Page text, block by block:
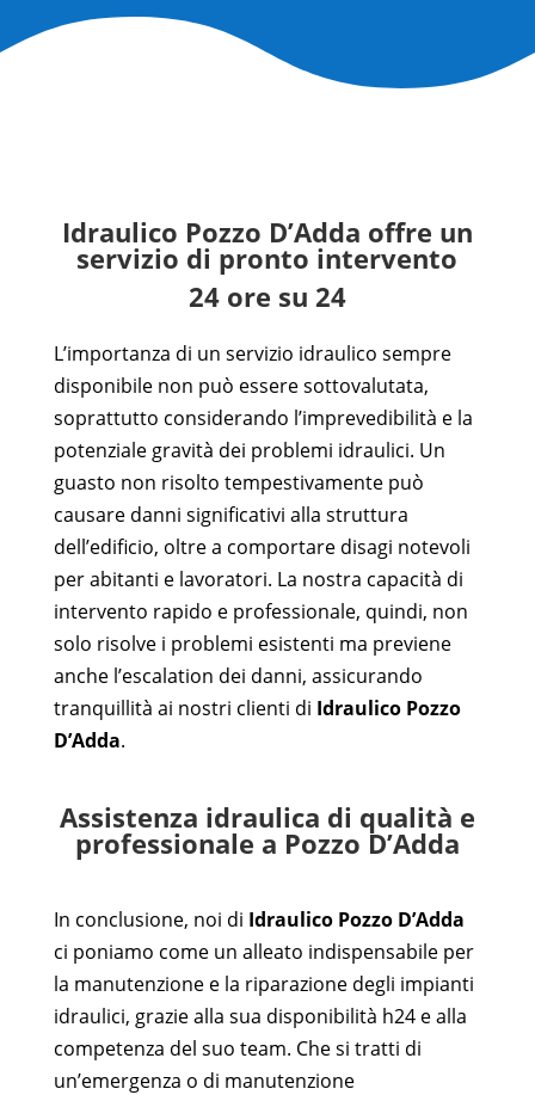
Idraulico Pozzo D’Adda offre un
servizio di pronto intervento
24 ore su 24
L’importanza di un servizio idraulico sempre
disponibile non può essere sottovalutata,
soprattutto considerando l’imprevedibilità e la
potenziale gravità dei problemi idraulici. Un
guasto non risolto tempestivamente può
causare danni significativi alla struttura
dell’edificio, oltre a comportare disagi notevoli
per abitanti e lavoratori. La nostra capacità di
intervento rapido e professionale, quindi, non
solo risolve i problemi esistenti ma previene
anche l’escalation dei danni, assicurando
tranquillità ai nostri clienti di Idraulico Pozzo
D’Adda.
Assistenza idraulica di qualità e
professionale a Pozzo D’Adda
In conclusione, noi di Idraulico Pozzo D’Adda
ci poniamo come un alleato indispensabile per
la manutenzione e la riparazione degli impianti
idraulici, grazie alla sua disponibilità h24 e alla
competenza del suo team. Che si tratti di
un’emergenza o di manutenzione